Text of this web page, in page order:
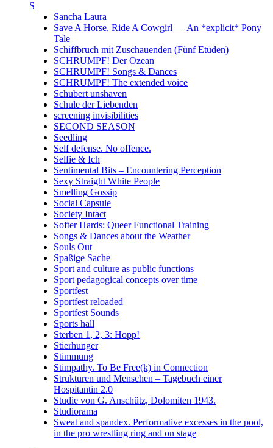
S
Sancha Laura
Save A Horse, Ride A Cowgirl — An *explicit* Pony
Tale
Schiffbruch mit Zuschauenden (Fünf Etüden)
SCHRUMPF! Der Ozean
SCHRUMPF! Songs & Dances
SCHRUMPF! The extended voice
Schubert unshaven
Schule der Liebenden
screening invisibilities
SECOND SEASON
Seedling
Self defense. No offence.
Selfie & Ich
Sentimental Bits – Encountering Perception
Sexy Straight White People
Smelling Gossip
Social Capsule
Society Intact
Softer Hards: Queer Functional Training
Songs & Dances about the Weather
Souls Out
Spaßige Sache
Sport and culture as public functions
Sport pedagogical concepts over time
Sportfest
Sportfest reloaded
Sportfest Sounds
Sports hall
Sterben 1, 2, 3: Hopp!
Stierhunger
Stimmung
Stimpathy. To Be Free(k) in Connection
Strukturen und Menschen – Tagebuch einer
Hospitantin 2.0
Studie von G. Anschütz, Dolomiten 1943.
Studiorama
Sweat and spandex. Performative excesses in the pool,
in the pro wrestling ring and on stage